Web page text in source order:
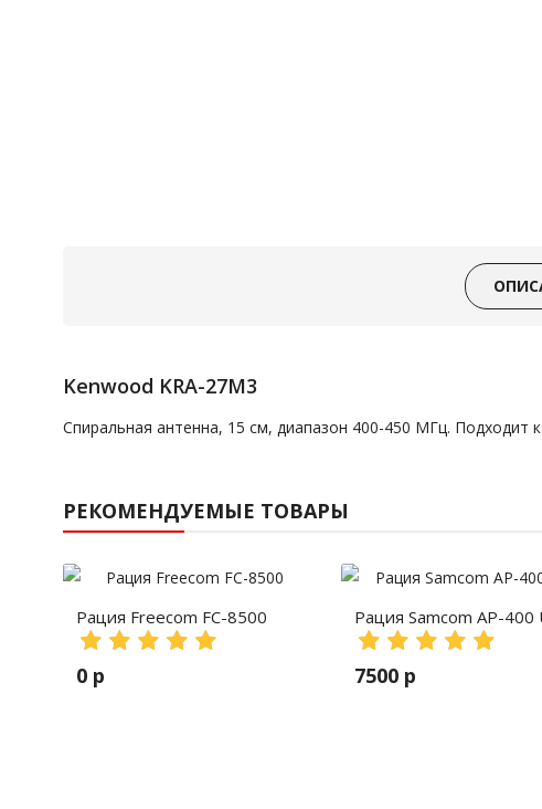
Kenwood KRA-27M3
Спиральная антенна, 15 см, диапазон 400-450 МГц. Подходит
РЕКОМЕНДУЕМЫЕ ТОВАРЫ
Рация Freecom FC-8500
0 р
Рация Samcom AP-400
7500 р